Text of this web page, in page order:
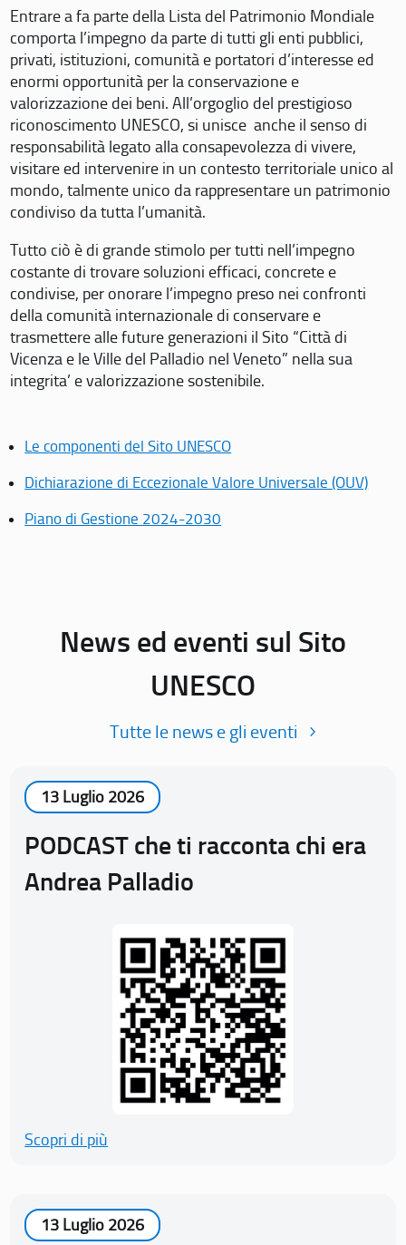
Entrare a fa parte della Lista del Patrimonio Mondiale
comporta l’impegno da parte di tutti gli enti pubblici,
privati, istituzioni, comunità e portatori d’interesse ed
enormi opportunità per la conservazione e
valorizzazione dei beni. All’orgoglio del prestigioso
riconoscimento UNESCO, si unisce anche il senso di
responsabilità legato alla consapevolezza di vivere,
visitare ed intervenire in un contesto territoriale unico al
mondo, talmente unico da rappresentare un patrimonio
condiviso da tutta l’umanità.
Tutto ciò è di grande stimolo per tutti nell’impegno
costante di trovare soluzioni efficaci, concrete e
condivise, per onorare l’impegno preso nei confronti
della comunità internazionale di conservare e
trasmettere alle future generazioni il Sito “Città di
Vicenza e le Ville del Palladio nel Veneto” nella sua
integrita’ e valorizzazione sostenibile.
Le componenti del Sito UNESCO
Dichiarazione di Eccezionale Valore Universale (OUV)
Piano di Gestione 2024-2030
News ed eventi sul Sito
UNESCO
Tutte le news e gli eventi
13 Luglio 2026
PODCAST che ti racconta chi era
Andrea Palladio
Scopri di più
13 Luglio 2026